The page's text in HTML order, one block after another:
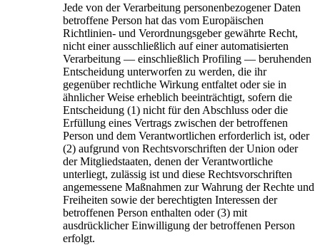
Jede von der Verarbeitung personenbezogener Daten
betroffene Person hat das vom Europäischen
Richtlinien- und Verordnungsgeber gewährte Recht,
nicht einer ausschließlich auf einer automatisierten
Verarbeitung — einschließlich Profiling — beruhenden
Entscheidung unterworfen zu werden, die ihr
gegenüber rechtliche Wirkung entfaltet oder sie in
ähnlicher Weise erheblich beeinträchtigt, sofern die
Entscheidung (1) nicht für den Abschluss oder die
Erfüllung eines Vertrags zwischen der betroffenen
Person und dem Verantwortlichen erforderlich ist, oder
(2) aufgrund von Rechtsvorschriften der Union oder
der Mitgliedstaaten, denen der Verantwortliche
unterliegt, zulässig ist und diese Rechtsvorschriften
angemessene Maßnahmen zur Wahrung der Rechte und
Freiheiten sowie der berechtigten Interessen der
betroffenen Person enthalten oder (3) mit
ausdrücklicher Einwilligung der betroffenen Person
erfolgt.